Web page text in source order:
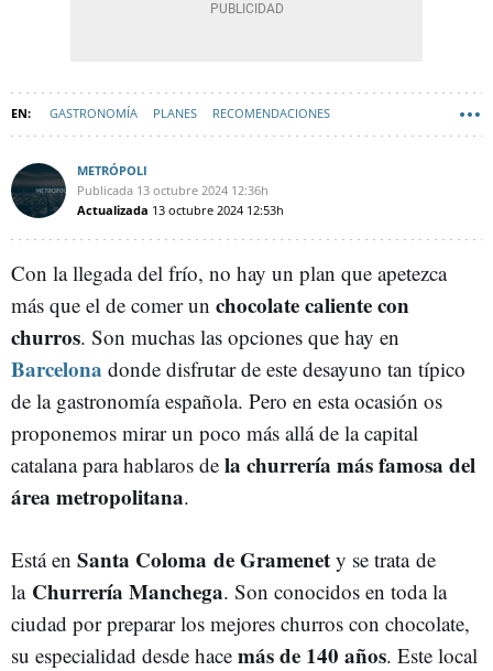
GASTRONOMÍA PLANES RECOMENDACIONES
METRÓPOLI
Publicada 13 octubre 2024 12:36h
Actualizada 13 octubre 2024 12:53h
Con la llegada del frío, no hay un plan que apetezca
más que el de comer un chocolate caliente con
churros. Son muchas las opciones que hay en
Barcelona donde disfrutar de este desayuno tan típico
de la gastronomía española. Pero en esta ocasión os
proponemos mirar un poco más allá de la capital
catalana para hablaros de la churrería más famosa del
área metropolitana.
Está en Santa Coloma de Gramenet y se trata de
la Churrería Manchega. Son conocidos en toda la
ciudad por preparar los mejores churros con chocolate,
su especialidad desde hace más de 140 años. Este local